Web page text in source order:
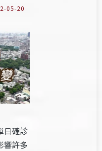
05-20
日確診
響許多